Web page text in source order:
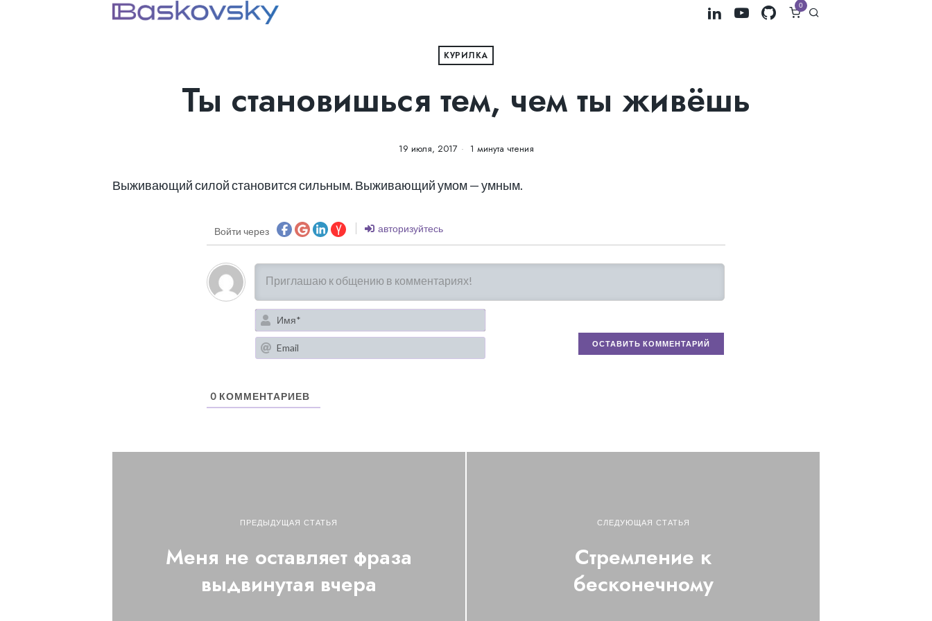
0
КУРИЛКА
Ты становишься тем, чем ты живёшь
19 июля, 2017 1 минута чтения
Выживающий силой становится сильным. Выживающий умом — умным.
Войти через авторизуйтесь
Имя*
Email
0 КОММЕНТАРИЕВ
ПРЕДЫДУЩАЯ СТАТЬЯ
Меня не оставляет фраза
выдвинутая вчера
СЛЕДУЮЩАЯ СТАТЬЯ
Стремление к
бесконечному